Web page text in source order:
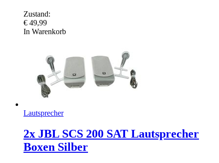
Zustand:
€ 49,99
In Warenkorb
Lautsprecher
2x JBL SCS 200 SAT Lautsprecher
Boxen Silber